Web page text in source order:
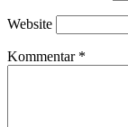
Website
Kommentar *